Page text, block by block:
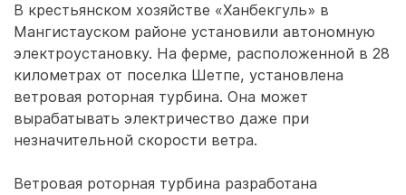
В крестьянском хозяйстве «Ханбекгуль» в
Мангистауском районе установили автономную
электроустановку. На ферме, расположенной в 28
километрах от поселка Шетпе, установлена
ветровая роторная турбина. Она может
вырабатывать электричество даже при
незначительной скорости ветра.
Ветровая роторная турбина разработана